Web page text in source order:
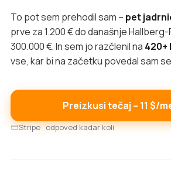
To pot sem prehodil sam – pet
prve za 1.200 € do današnje
300.000 €. In sem jo razčlenil na 420+
vse, kar bi na začetku povedal sam
Preizkusi tečaj – 11 $/
Stripe · odpoved kadar koli